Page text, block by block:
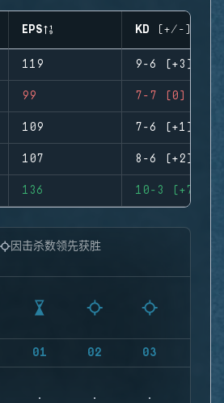
EPS KD (+/-)
119 9-6 (+3)
99 7-7 (0)
109 7-6 (+1)
107 8-6 (+2)
136 10-3 (+7)
因击杀数领先获胜
01 02 03